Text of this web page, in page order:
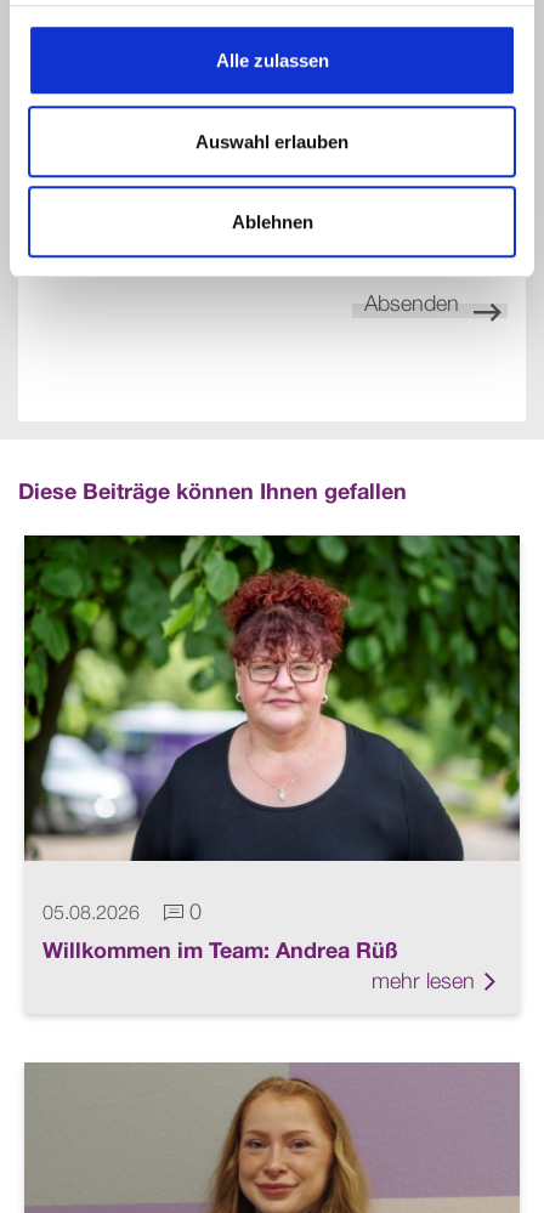
Alle zulassen
Auswahl erlauben
Ablehnen
Kommentar schreiben
Diese Beiträge können Ihnen gefallen
05.08.2026 Kommentare vorhanden
0
Willkommen im Team: Andrea Rüß
mehr lesen